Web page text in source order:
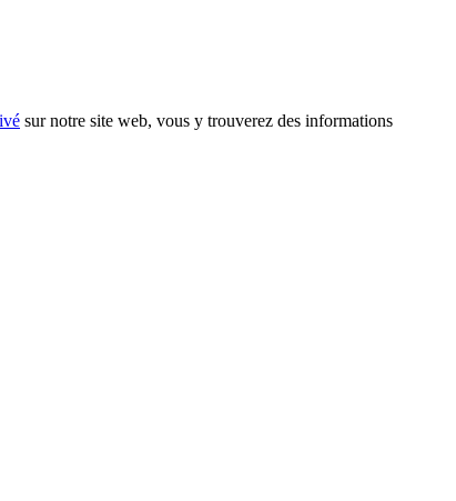
sur notre site web, vous y trouverez des informations